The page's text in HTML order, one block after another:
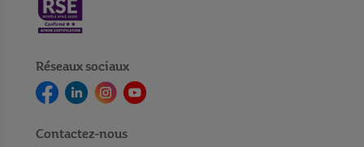
Réseaux sociaux
Contactez-nous